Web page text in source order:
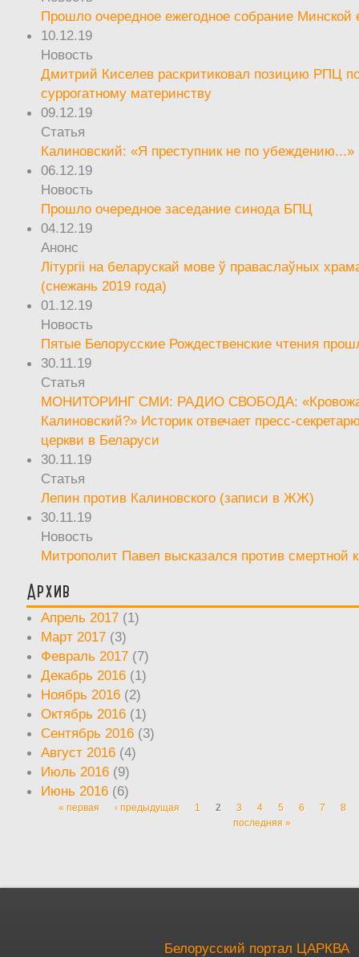
Прошло очередное ежегодное собрание
10.12.19
Новость
Дмитрий Киселев раскритиковал позицию РПЦ
суррогатному материнству
09.12.19
Статья
Калиновский: «Я преступник не по убеждению...»
06.12.19
Новость
Прошло очередное заседание синода БПЦ
04.12.19
Анонс
Літургіі на беларускай мове ў праваслаўных
(снежань 2019 года)
01.12.19
Новость
Пятые Белорусские Рождественские чтения
30.11.19
Статья
МОНИТОРИНГ СМИ: РАДИО СВОБОДА:
Калиновский?» Историк отвечает пресс-
церкви в Беларуси
30.11.19
Статья
Лепин против Калиновского (записи в ЖЖ)
30.11.19
Новость
Митрополит Павел высказался против смертной
Архив
Апрель 2017 (1)
Март 2017 (3)
Февраль 2017 (7)
Декабрь 2016 (1)
Ноябрь 2016 (2)
Октябрь 2016 (1)
Сентябрь 2016 (3)
Август 2016 (4)
Июль 2016 (9)
Июнь 2016 (6)
Страницы
« первая ‹ предыдущая 1 2 3 4 5 6 7
8
последняя »
Белорусский портал ЦАРКВА